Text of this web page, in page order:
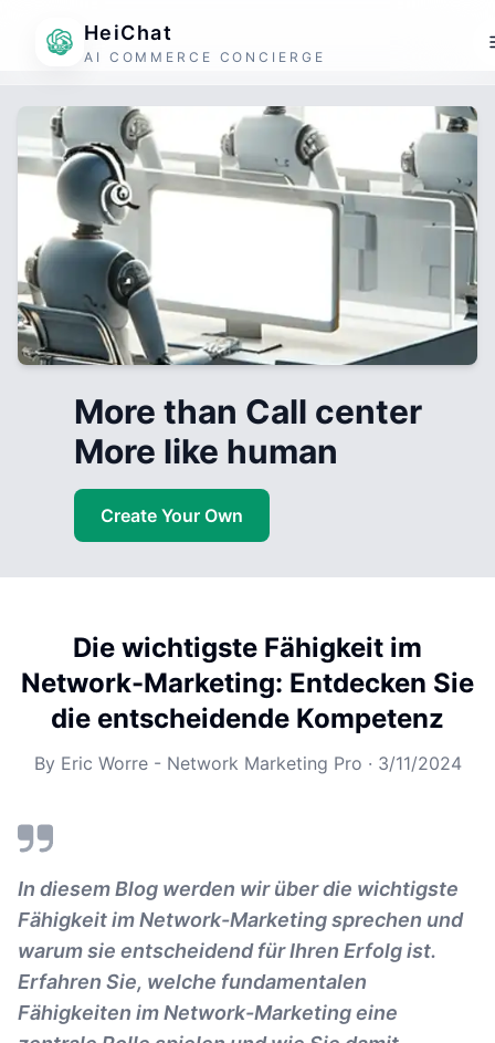
HeiChat
AI COMMERCE CONCIERGE
More than Call center
More like human
Create Your Own
Die wichtigste Fähigkeit im
Network-Marketing: Entdecken Sie
die entscheidende Kompetenz
By Eric Worre - Network Marketing Pro · 3/11/2024
In diesem Blog werden wir über die wichtigste
Fähigkeit im Network-Marketing sprechen und
warum sie entscheidend für Ihren Erfolg ist.
Erfahren Sie, welche fundamentalen
Fähigkeiten im Network-Marketing eine